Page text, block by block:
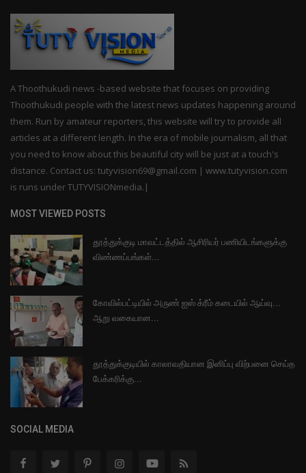
A Thoothukudi news -based website that focuses on providing
Thoothukudi people with the latest news updates happening around
them. Run by amateur reporters, this website will try to provide all
articles at a different length. In the era of mobile journalism, all that
you need to know about this beautiful city will be just at a touch's
distance. Contact us: tutyvision69@gmail.com | www.tutyvision.com
is runs under TUTYVISIONmedia.|
MOST VIEWED POSTS
தூத்துக்குடி மாவட்டத்தில் ஆசிரியர் பணியிடங்களுக்கு
விண்ணப்பங்கள்...
கோவில்பட்டியில் அருண் ஐஸ் க்ரீம் கடையில் ஆய்வு...
ஆறு வகையான...
தூத்துக்குடியில் காலாவதியான இனிப்பு விற்பனை செய்த
பேக்கரிக்கு...
SOCIAL MEDIA